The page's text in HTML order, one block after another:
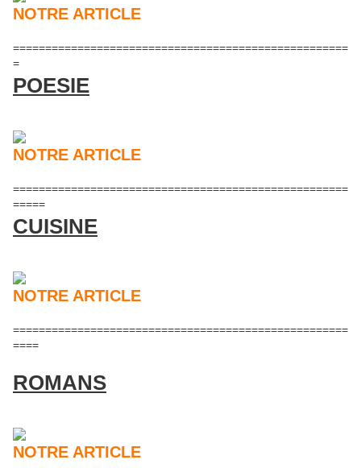
NOTRE ARTICLE
====================================================
=
POESIE
NOTRE ARTICLE
====================================================
=====
CUISINE
NOTRE ARTICLE
====================================================
====
ROMANS
NOTRE ARTICLE